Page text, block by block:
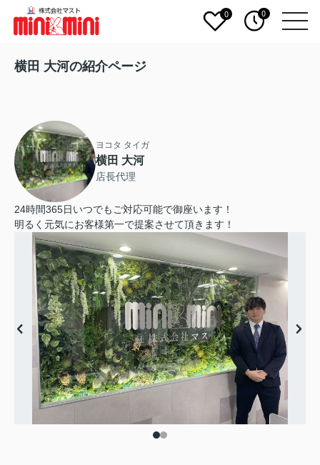
0 0
横田 大河の紹介ページ
ヨコタ タイガ
横田 大河
店長代理
24時間365日いつでもご対応可能で御座います！
明るく元気にお客様第一で提案させて頂きます！